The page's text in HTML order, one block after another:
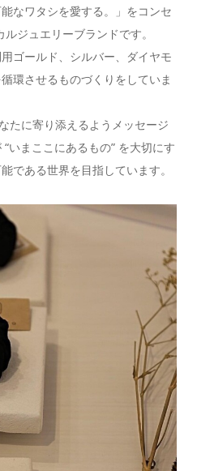
なワタシを愛する。」をコンセ
ジュエリーブランドです。
ゴールド、シルバー、ダイヤモ
環させるものづくりをしていま
たに寄り添えるようメッセージ
いまここにあるもの” を大切にす
である世界を目指しています。